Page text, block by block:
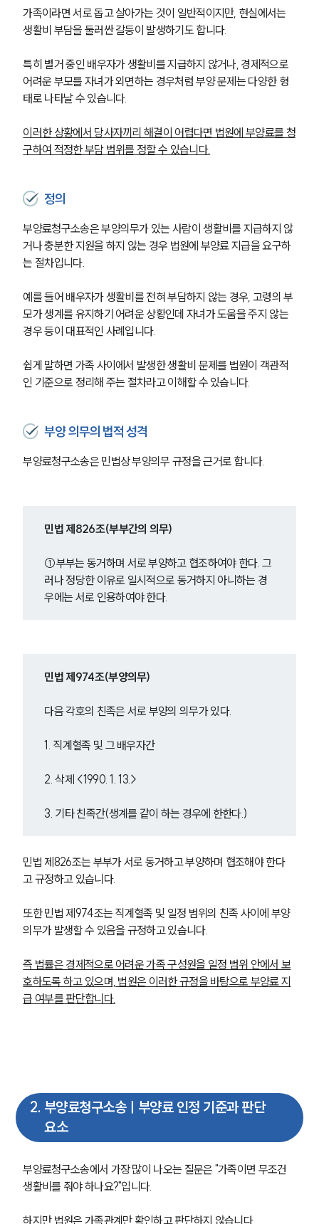
가족이라면 서로 돕고 살아가는 것이 일반적이지만, 현실에서는
생활비 부담을 둘러싼 갈등이 발생하기도 합니다.
특히 별거 중인 배우자가 생활비를 지급하지 않거나, 경제적으로
어려운 부모를 자녀가 외면하는 경우처럼 부양 문제는 다양한 형
태로 나타날 수 있습니다.
이러한 상황에서 당사자끼리 해결이 어렵다면 법원에 부양료를 청
구하여 적정한 부담 범위를 정할 수 있습니다.
정의
부양료청구소송은 부양의무가 있는 사람이 생활비를 지급하지 않
거나 충분한 지원을 하지 않는 경우 법원에 부양료 지급을 요구하
는 절차입니다.
예를 들어 배우자가 생활비를 전혀 부담하지 않는 경우, 고령의 부
모가 생계를 유지하기 어려운 상황인데 자녀가 도움을 주지 않는
경우 등이 대표적인 사례입니다.
쉽게 말하면 가족 사이에서 발생한 생활비 문제를 법원이 객관적
인 기준으로 정리해 주는 절차라고 이해할 수 있습니다.
부양 의무의 법적 성격
부양료청구소송은 민법상 부양의무 규정을 근거로 합니다.
민법 제826조(부부간의 의무)
①부부는 동거하며 서로 부양하고 협조하여야 한다. 그
러나 정당한 이유로 일시적으로 동거하지 아니하는 경
우에는 서로 인용하여야 한다.
민법 제974조(부양의무)
다음 각호의 친족은 서로 부양의 의무가 있다.
1. 직계혈족 및 그 배우자간
2. 삭제 <1990. 1. 13.>
3. 기타 친족간(생계를 같이 하는 경우에 한한다.)
민법 제826조는 부부가 서로 동거하고 부양하며 협조해야 한다
고 규정하고 있습니다.
또한 민법 제974조는 직계혈족 및 일정 범위의 친족 사이에 부양
의무가 발생할 수 있음을 규정하고 있습니다.
즉 법률은 경제적으로 어려운 가족 구성원을 일정 범위 안에서 보
호하도록 하고 있으며, 법원은 이러한 규정을 바탕으로 부양료 지
급 여부를 판단합니다.
2. 부양료청구소송ㅣ부양료 인정 기준과 판단
요소
부양료청구소송에서 가장 많이 나오는 질문은 "가족이면 무조건
생활비를 줘야 하나요?"입니다.
하지만 법원은 가족관계만 확인하고 판단하지 않습니다.